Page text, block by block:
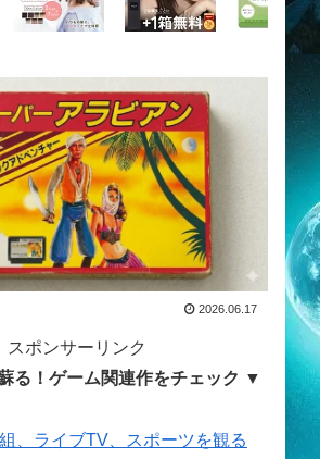
2026.06.17
スポンサーリンク
る！ゲーム関連作をチェック ▼
、ライブTV、スポーツを観る